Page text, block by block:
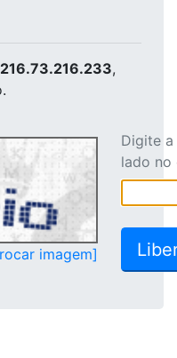
216.73.216.233,
imagem]
Digite
lado no